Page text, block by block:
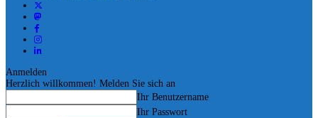
Anmelden
Herzlich willkommen! Melden Sie sich an
Ihr Benutzername
Ihr Passwort